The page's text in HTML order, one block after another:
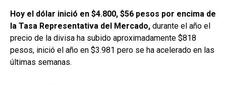
Hoy el dólar inició en $4.800, $56 pesos por encima de
la Tasa Representativa del Mercado, durante el año el
precio de la divisa ha subido aproximadamente $818
pesos, inició el año en $3.981 pero se ha acelerado en las
últimas semanas.